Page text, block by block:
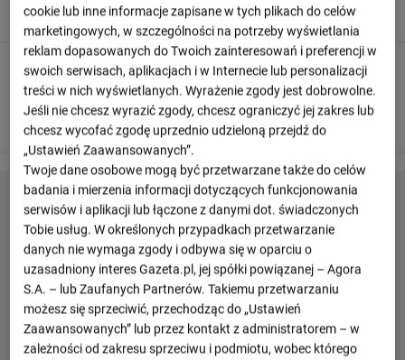
Daniel Gomez z Valencia CF jest na spalonym.
90+ 5'
Dobra próbę wykonuje Hugo Guillamon. Skierował piłkę na
bramkę, ale bramkarz broni.
cookie lub inne informacje zapisane w tych plikach do celów
marketingowych, w szczególności na potrzeby wyświetlania
reklam dopasowanych do Twoich zainteresowań i preferencji w
swoich serwisach, aplikacjach i w Internecie lub personalizacji
treści w nich wyświetlanych. Wyrażenie zgody jest dobrowolne.
Jeśli nie chcesz wyrazić zgody, chcesz ograniczyć jej zakres lub
chcesz wycofać zgodę uprzednio udzieloną przejdź do
„Ustawień Zaawansowanych”.
Twoje dane osobowe mogą być przetwarzane także do celów
badania i mierzenia informacji dotyczących funkcjonowania
serwisów i aplikacji lub łączone z danymi dot. świadczonych
Tobie usług. W określonych przypadkach przetwarzanie
danych nie wymaga zgody i odbywa się w oparciu o
uzasadniony interes Gazeta.pl, jej spółki powiązanej – Agora
S.A. – lub Zaufanych Partnerów. Takiemu przetwarzaniu
możesz się sprzeciwić, przechodząc do „Ustawień
Zaawansowanych” lub przez kontakt z administratorem – w
zależności od zakresu sprzeciwu i podmiotu, wobec którego